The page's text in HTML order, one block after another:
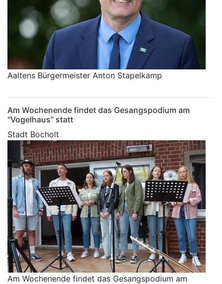
Aaltens Bürgermeister Anton Stapelkamp
Am Wochenende findet das Gesangspodium am
"Vogelhaus" statt
Stadt Bocholt
Am Wochenende findet das Gesangspodium am